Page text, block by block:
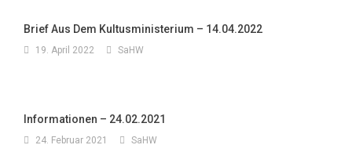
Brief Aus Dem Kultusministerium – 14.04.2022
19. April 2022 SaHW
Informationen – 24.02.2021
24. Februar 2021 SaHW